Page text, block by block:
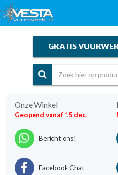
GRATIS
Onze Winkel
Geopend vanaf 15 dec.
Bericht ons!
Facebook Chat